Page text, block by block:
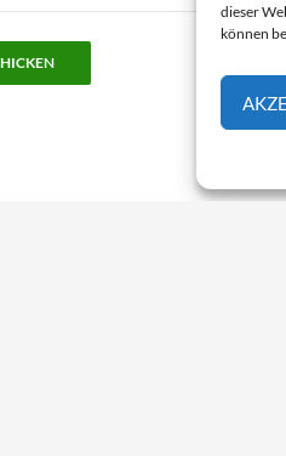
dieser
können